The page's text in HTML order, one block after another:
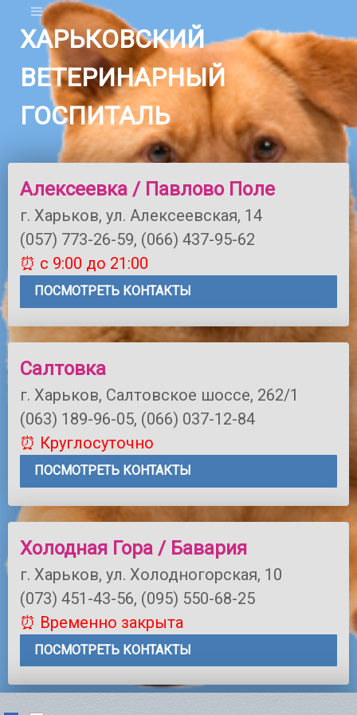
ХАРЬКОВСКИЙ
ВЕТЕРИНАРНЫЙ
ГОСПИТАЛЬ
Алексеевка / Павлово Поле
г. Харьков, ул. Алексеевская, 14
(057) 773-26-59, (066) 437-95-62
⏰ с 9:00 до 21:00
ПОСМОТРЕТЬ КОНТАКТЫ
Салтовка
г. Харьков, Салтовское шоссе, 262/1
(063) 189-96-05, (066) 037-12-84
⏰ Круглосуточно
ПОСМОТРЕТЬ КОНТАКТЫ
Холодная Гора / Бавария
г. Харьков, ул. Холодногорская, 10
(073) 451-43-56, (095) 550-68-25
⏰ Временно закрыта
ПОСМОТРЕТЬ КОНТАКТЫ